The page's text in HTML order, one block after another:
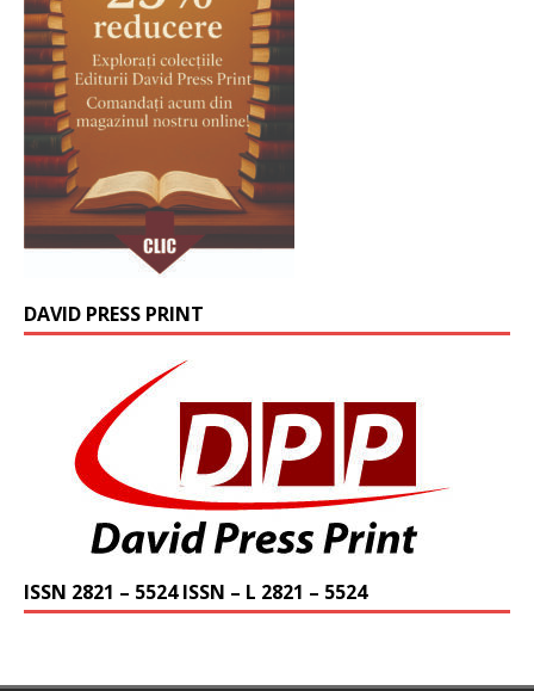
DAVID PRESS PRINT
ISSN 2821 – 5524 ISSN – L 2821 – 5524